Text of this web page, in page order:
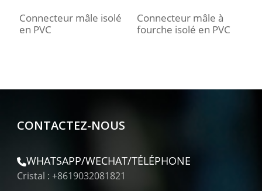
Connecteur mâle isolé
en PVC
Connecteur mâle à
fourche isolé en PVC
CONTACTEZ-NOUS
WHATSAPP/WECHAT/TÉLÉPHONE
Cristal : +8619032081821